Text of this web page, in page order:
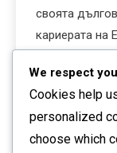
своята
кариерата на
националната
играчи, в
нациите си и
техните
We respect
Cookies help
personalized
choose which